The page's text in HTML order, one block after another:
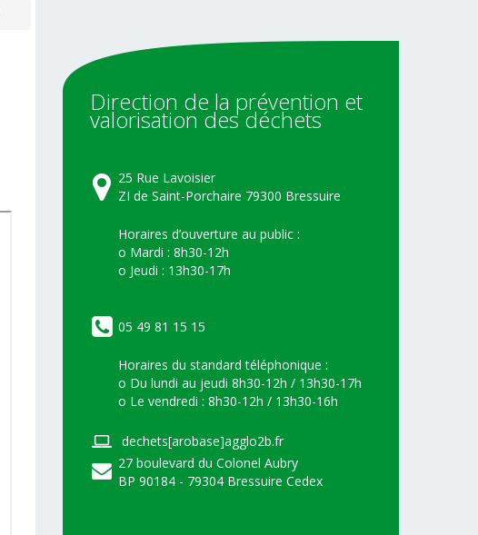
Direction de la prévention et
valorisation desdéchets
25 Rue Lavoisier
ZI de Saint-Porchaire 79300 Bressuire
Horaires d’ouverture au public :
o Mardi : 8h30-12h
o Jeudi : 13h30-17h
05 49 81 15 15
Horaires du standard téléphonique :
o Du lundi au jeudi 8h30-12h / 13h30-17h
o Le vendredi : 8h30-12h / 13h30-16h
dechets[arobase]agglo2b.fr
27 boulevard du Colonel Aubry
BP 90184 - 79304 Bressuire Cedex